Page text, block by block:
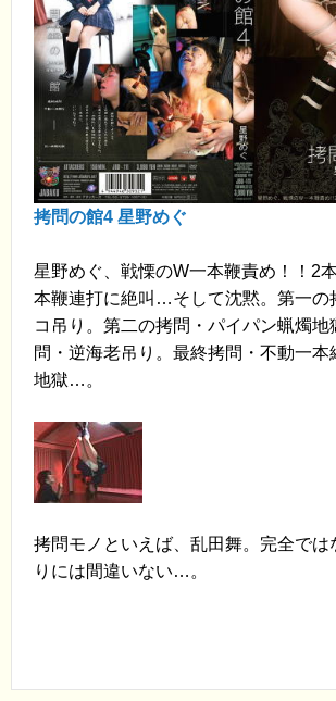
拷問の館4 星野めぐ
星野めぐ、戦慄のW一本鞭責め！！2
本鞭連打に絶叫…そして沈黙。第一の
コ吊り。第二の拷問・パイパン蝋燭地
問・逆海老吊り。最終拷問・不動一本
地獄…。
拷問モノといえば、乱田舞。完全では
りには間違いない…。